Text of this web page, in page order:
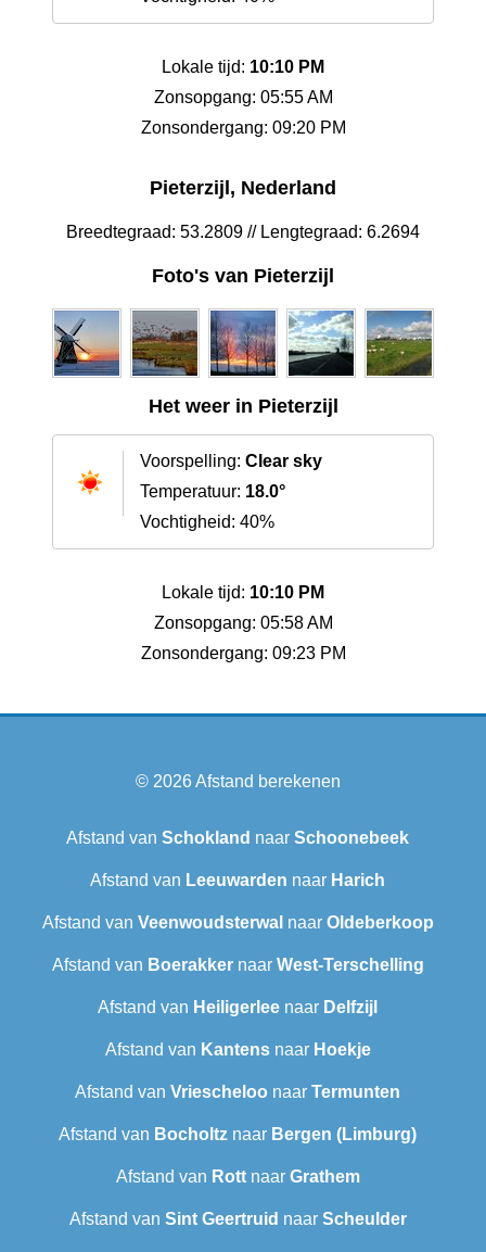
Lokale tijd: 10:10 PM
Zonsopgang: 05:55 AM
Zonsondergang: 09:20 PM
Pieterzijl, Nederland
Breedtegraad: 53.2809 // Lengtegraad: 6.2694
Foto's van Pieterzijl
Het weer in Pieterzijl
Voorspelling: Clear sky
Temperatuur: 18.0°
Vochtigheid: 40%
Lokale tijd: 10:10 PM
Zonsopgang: 05:58 AM
Zonsondergang: 09:23 PM
© 2026Afstand berekenen
Afstand van Schokland naar Schoonebeek
Afstand van Leeuwarden naar Harich
Afstand van Veenwoudsterwal naar Oldeberkoop
Afstand van Boerakkernaar West-Terschelling
Afstand van Heiligerlee naar Delfzijl
Afstand van Kantensnaar Hoekje
Afstand van Vriescheloo naar Termunten
Afstand van Bocholtz naar Bergen (Limburg)
Afstand van Rottnaar Grathem
Afstand van Sint Geertruid naar Scheulder